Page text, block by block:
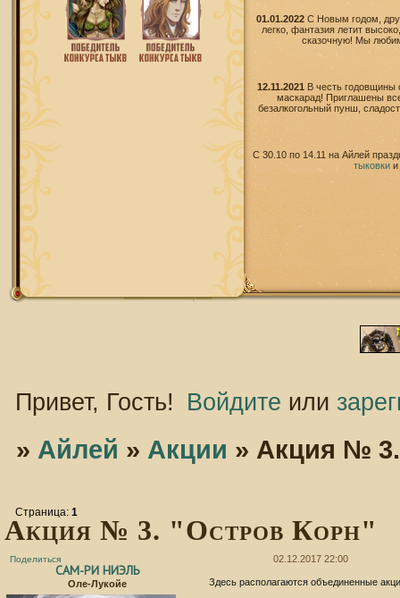
01.01.2022 С Новым годом,
легко, фантазия летит
сказочную! Мы
12.11.2021
В честь годовщины
маскарад! Приглашены
безалкогольный пунш,
С 30.10 по 14.11 на Айлей
тыковкии
Привет, Гость! Войдите или
» Айлей » Акции » Акция №
Акция № 3. "Остров Корн"
Страница:1
Поделиться 02.12.2017 22:00
САМ-РИ НИЭЛЬ
Оле-Лукойе Здесь располагаются объединенные